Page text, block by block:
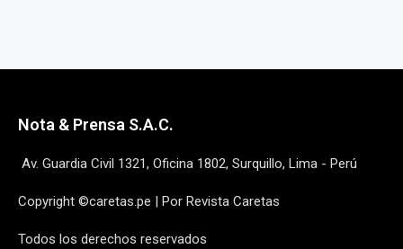
Nota & Prensa S.A.C.
Av. Guardia Civil 1321, Oficina 1802, Surquillo, Lima - Perú
Copyright ©caretas.pe | Por Revista Caretas
Todos los derechos reservados